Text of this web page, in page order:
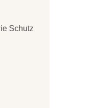
Schutz